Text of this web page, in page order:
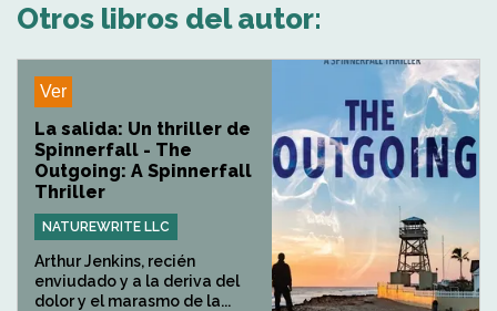
Otros libros del autor:
Ver
La salida: Un thriller de
Spinnerfall - The
Outgoing: A Spinnerfall
Thriller
NATUREWRITE LLC
Arthur Jenkins, recién
enviudado y a la deriva del
dolor y el marasmo de la...